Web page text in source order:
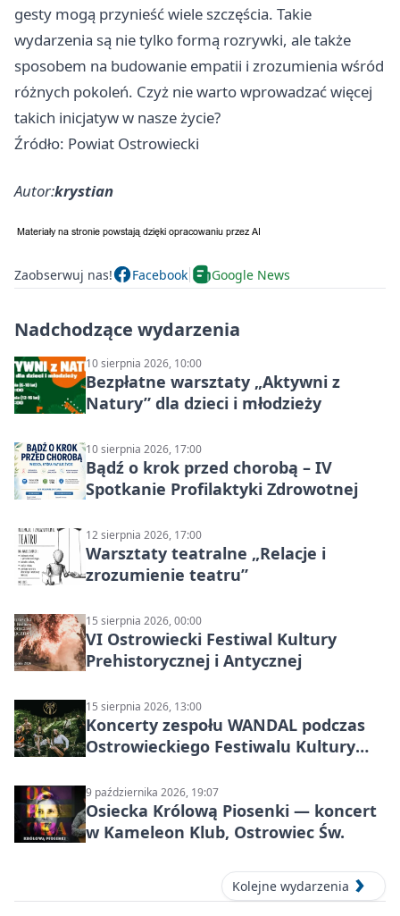
gesty mogą przynieść wiele szczęścia. Takie
wydarzenia są nie tylko formą rozrywki, ale także
sposobem na budowanie empatii i zrozumienia wśród
różnych pokoleń. Czyż nie warto wprowadzać więcej
takich inicjatyw w nasze życie?
Źródło: Powiat Ostrowiecki
Autor:krystian
Zaobserwuj nas! Facebook Google News
Nadchodzące wydarzenia
10 sierpnia 2026, 10:00
Bezpłatne warsztaty „Aktywni z
Natury” dla dzieci i młodzieży
10 sierpnia 2026, 17:00
Bądź o krok przed chorobą – IV
Spotkanie Profilaktyki Zdrowotnej
12 sierpnia 2026, 17:00
Warsztaty teatralne „Relacje i
zrozumienie teatru”
15 sierpnia 2026, 00:00
VI Ostrowiecki Festiwal Kultury
Prehistorycznej i Antycznej
15 sierpnia 2026, 13:00
Koncerty zespołu WANDAL podczas
Ostrowieckiego Festiwalu Kultury
9 października 2026, 19:07
Osiecka Królową Piosenki — koncert
w Kameleon Klub, Ostrowiec Św.
Kolejne wydarzenia